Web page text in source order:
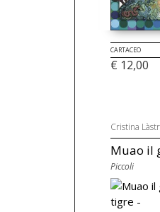
CARTACEO
€ 12,00
Cristina
Muao il
Piccoli